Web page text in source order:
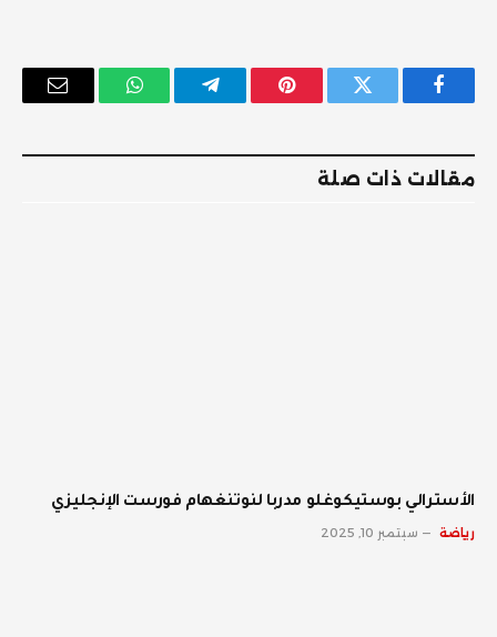
فيسبوك تويتر بينتيريستتيلقرام واتساب
البريد
مقالات ذات صلة
الأسترالي بوستيكوغلو مدربا لنوتنغهام فورست الإنجليزي
رياضة سبتمبر 10, 2025